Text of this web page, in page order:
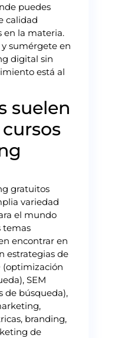
puedes
calidad
en la materia.
y sumérgete en
digital sin
está al
suelen
gratuitos
variedad
el mundo
temas
encontrar en
estrategias de
(optimización
SEM
de búsqueda),
branding,
de